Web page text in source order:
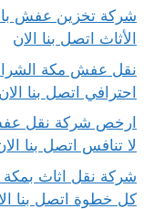
الأثاث اتصل بنا الان
احترافي اتصل بنا الان
لا تنافس اتصل بنا
كل خطوة اتصل بنا